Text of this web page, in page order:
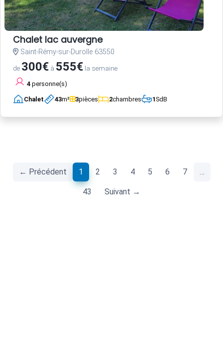
Chalet lac auvergne
Saint-Rémy-sur-Durolle 63550
de 300€ à 555€ la semaine
4 personne(s)
Chalet 43m² 3pièces 2chambres 1SdB
← Précédent 1 (current)
2 3 4 5 6 7 …
43 Suivant →